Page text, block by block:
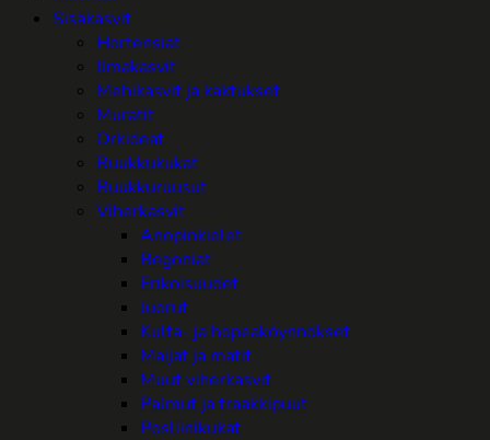
Sisäkasvit
Hortensiat
Ilmakasvit
Mehikasvit ja kaktukset
Muratit
Orkideat
Ruukkukukat
Ruukkuruusut
Viherkasvit
Anopinkielet
Begoniat
Erikoisuudet
Juorut
Kulta- ja hopeaköynnökset
Maijat ja matit
Muut viherkasvit
Palmut ja traakkipuut
Posliinikukat